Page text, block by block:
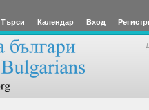
Търси Календар Вход